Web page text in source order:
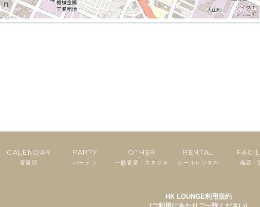
CALENDAR
営業日
PARTY
パーティ
OTHER
一般営業・スタジオ
RENTAL
ホールレンタル 備品・
HK LOUNGE利用規約